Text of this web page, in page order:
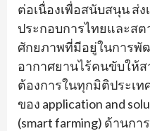
ต่อเนื่องเพื่อสนับสนุน ส่ง
ประกอบการไทยและส
ศักยภาพที่มีอยู่ในการพั
อากาศยานไร้คนขับให้
ต้องการในทุกมิติประเ
ของ application and
(smart farming) ด้านกา